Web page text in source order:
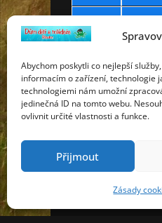
Abychom poskytli co nejlepší
informacím o zařízení, technologie
technologiemi nám umožní
jedinečná ID na tomto webu.
ovlivnit určité vlastnosti a funkce.
Přijmout
Zásady
+35°
Prohlášení o
Webdesign Petr